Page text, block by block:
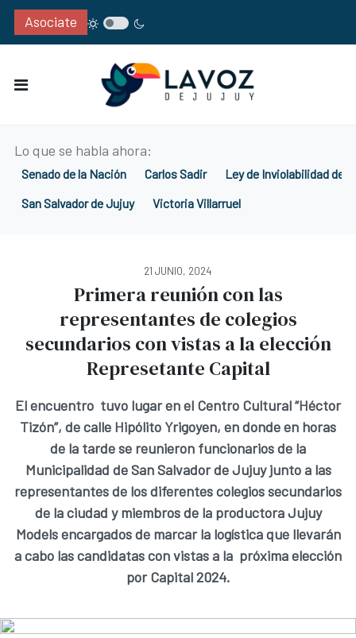
Asociate
Lo que se habla ahora:
Senado de la Nación Carlos Sadir
Ley de Inviolabilidad de
San Salvador de Jujuy
Victoria Villarruel
21 JUNIO, 2024
Primera reunión con las
representantes de colegios
secundarios con vistas a la elección
Represetante Capital
El encuentro tuvo lugar en el Centro Cultural “Héctor
Tizón”, de calle Hipólito Yrigoyen, en donde en horas
de la tarde se reunieron funcionarios de la
Municipalidad de San Salvador de Jujuy junto a las
representantes de los diferentes colegios secundarios
de la ciudad y miembros de la productora Jujuy
Models encargados de marcar la logística que llevarán
a cabo las candidatas con vistas a la próxima elección
por Capital 2024.